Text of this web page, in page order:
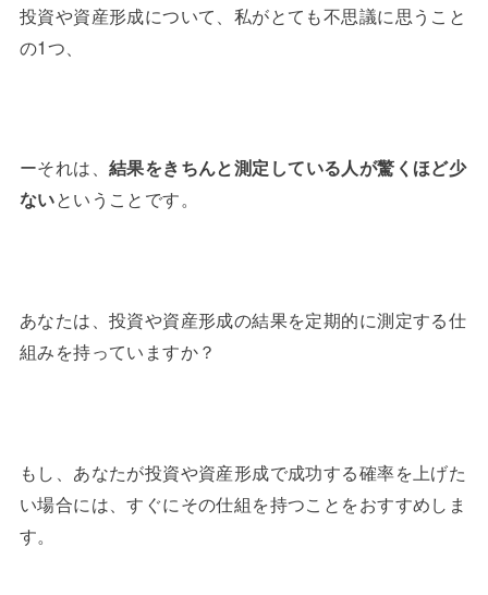
投資や資産形成について、私がとても不思議に思うこと
の1つ、
ーそれは、 結果をきちんと測定している人が驚くほど少
ないということです。
あなたは、投資や資産形成の結果を定期的に測定する仕
組みを持っていますか？
もし、あなたが投資や資産形成で成功する確率を上げた
い場合には、すぐにその仕組を持つことをおすすめしま
す。